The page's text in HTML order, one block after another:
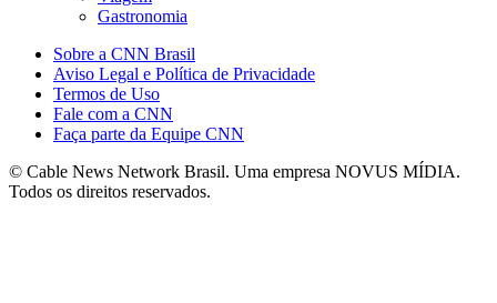
Gastronomia
Sobre a CNN Brasil
Aviso Legal e Política de Privacidade
Termos de Uso
Fale com a CNN
Faça parte da Equipe CNN
© Cable News Network Brasil. Uma empresa NOVUS MÍDIA.
Todos os direitos reservados.